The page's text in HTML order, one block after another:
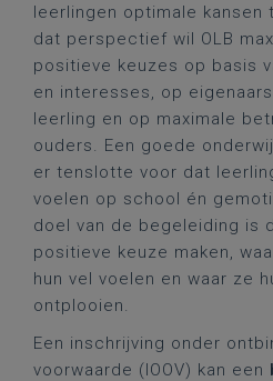
leerlingen optimale kansen
dat perspectief wil OLB
positieve keuzes op basis
en interesses, op
leerling en op maximale
ouders. Een goede
er tenslotte voor dat
voelen op school én
doel van de begeleiding is
positieve keuze maken,
hun vel voelen en waar ze
ontplooien.
Een inschrijving onder
voorwaarde (IOOV) kan een